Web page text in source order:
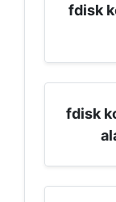
fdisk
fdisk